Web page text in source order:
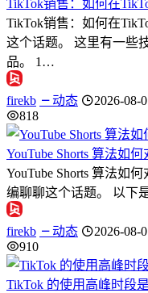
TikTok销售：如何在
TikTok销售：如何在
这个话题。 这里有一些
品。 1…
firekb 动态
2026-08-
818
YouTube Shorts 算法如
YouTube Shorts 算法如
编聊聊这个话题。 以下
firekb 动态
2026-08-
910
TikTok 的使用高峰时段